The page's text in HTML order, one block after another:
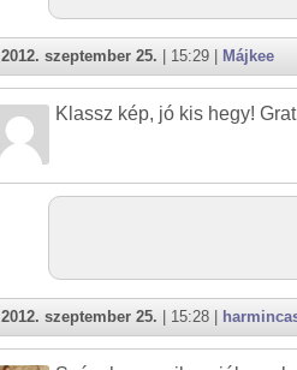
2012. szeptember 25. | 15:29 | Májkee
Klassz kép, jó kis hegy!
2012. szeptember 25. | 15:28 |